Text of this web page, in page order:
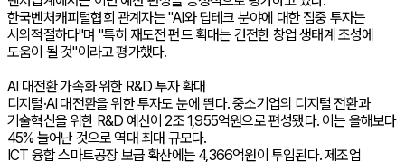
한국벤처캐피털협회 관계자는 "AI와 딥테크 분야에 대한 집중 투자는
시의적절하다"며 "특히 재도전 펀드 확대는 건전한 창업 생태계 조성에
도움이 될 것"이라고 평가했다.
AI 대전환 가속화 위한 R&D 투자 확대
디지털·AI 대전환을 위한 투자도 눈에 띈다. 중소기업의 디지털 전환과
기술혁신을 위한 R&D 예산이 2조 1,955억원으로 편성됐다. 이는 올해보다
45% 늘어난 것으로 역대 최대 규모다.
ICT 융합 스마트공장 보급 확산에는 4,366억원이 투입된다. 제조업